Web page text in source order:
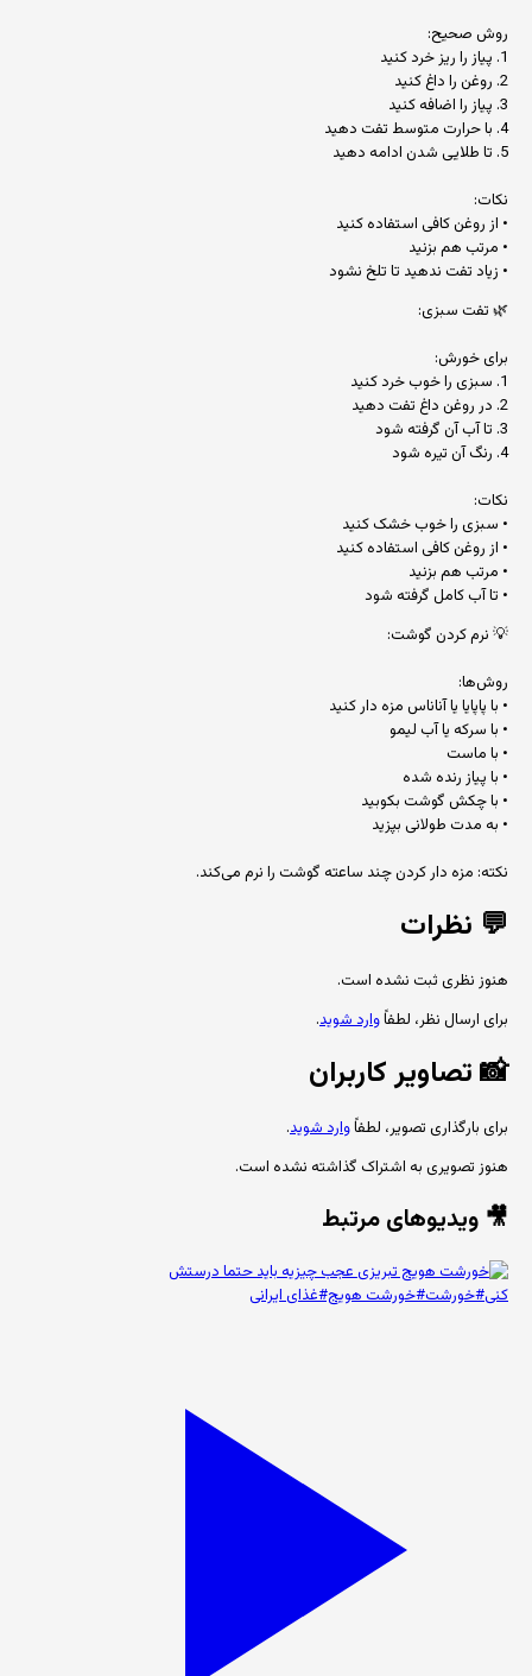
روش صحیح:
1. پیاز را ریز خرد کنید
2. روغن را داغ کنید
3. پیاز را اضافه کنید
4. با حرارت متوسط تفت دهید
5. تا طلایی شدن ادامه دهید
نکات:
• از روغن کافی استفاده کنید
• مرتب هم بزنید
• زیاد تفت ندهید تا تلخ نشود
🌿 تفت سبزی:
برای خورش:
1. سبزی را خوب خرد کنید
2. در روغن داغ تفت دهید
3. تا آب آن گرفته شود
4. رنگ آن تیره شود
نکات:
• سبزی را خوب خشک کنید
• از روغن کافی استفاده کنید
• مرتب هم بزنید
• تا آب کامل گرفته شود
💡 نرم کردن گوشت:
روش‌ها:
• با پاپایا یا آناناس مزه دار کنید
• با سرکه یا آب لیمو
• با ماست
• با پیاز رنده شده
• با چکش گوشت بکوبید
• به مدت طولانی بپزید
نکته: مزه دار کردن چند ساعته گوشت را نرم می‌کند.
💬 نظرات
هنوز نظری ثبت نشده است.
برای ارسال نظر، لطفاًوارد شوید.
📸تصاویر کاربران
برای بارگذاری تصویر، لطفاًوارد شوید.
هنوز تصویری به اشتراک گذاشته نشده است.
🎥 ویدیوهای مرتبط